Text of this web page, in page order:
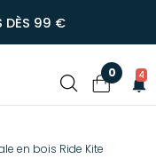
DÈS 99 €
0 4
en bois Ride Kite